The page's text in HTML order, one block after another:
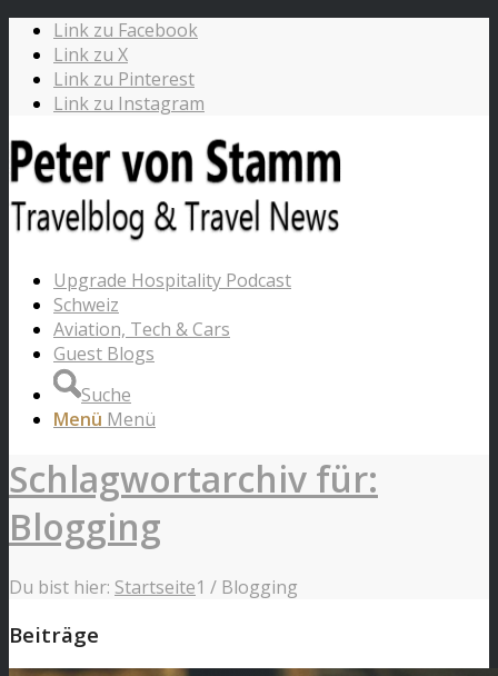
Link zu Facebook
Link zu X
Link zu Pinterest
Link zu Instagram
Upgrade Hospitality Podcast
Schweiz
Aviation, Tech & Cars
Guest Blogs
Suche
Menü Menü
Schlagwortarchiv für:
Blogging
Du bist hier: Startseite1 / Blogging
Beiträge